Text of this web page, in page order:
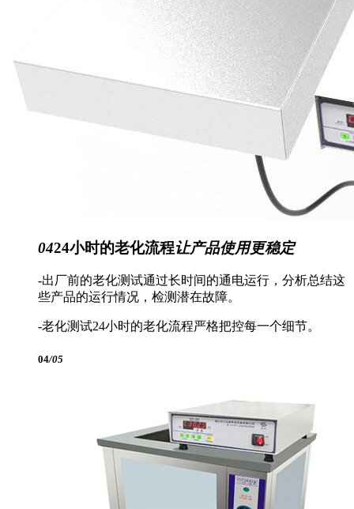
0424小时的老化流程让产品使用更稳定
-出厂前的老化测试通过长时间的通电运行，分析总结这
些产品的运行情况，检测潜在故障。
-老化测试24小时的老化流程严格把控每一个细节。
04/05